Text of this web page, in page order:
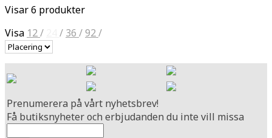
Visar 6 produkter
Visa 12/ / 36 /92/
Prenumerera på vårt nyhetsbrev!
Få butiksnyheter och erbjudanden du inte vill missa